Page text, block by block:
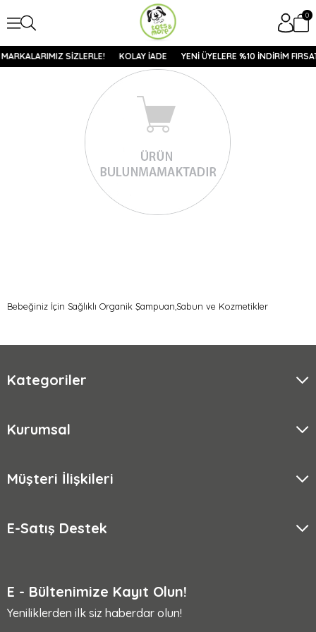
0
SİZLERLE! KOLAY İADE YENİ ÜYELERE %10 İNDİRİM
Bebeğiniz İçin Sağlıklı Organik Şampuan,Sabun ve Kozmetikler
Kategoriler
Kurumsal
Müşteri İlişkileri
E-Satış Destek
E - Bültenimize Kayıt Olun!
Yeniliklerden ilk siz haberdar olun!